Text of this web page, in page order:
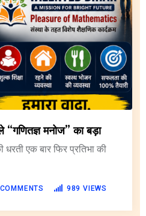
“गणितज्ञ मनोज” का बड़ा
धरती एक बार फिर प्रतिभा की
COMMENTS 989 VIEWS